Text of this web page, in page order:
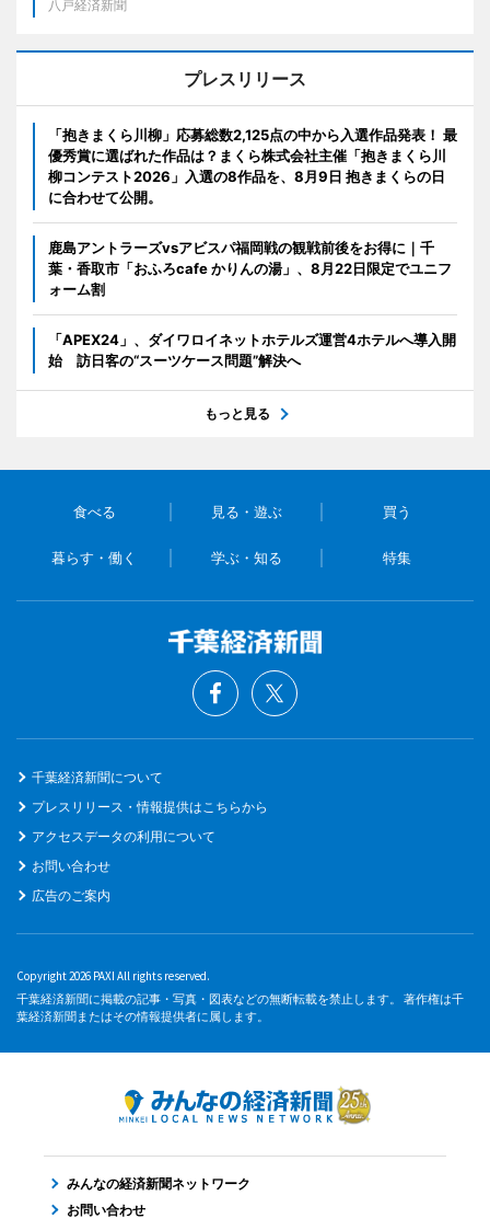
八戸経済新聞
プレスリリース
「抱きまくら川柳」応募総数2,125点の中から入選作品発表！ 最
優秀賞に選ばれた作品は？まくら株式会社主催「抱きまくら川
柳コンテスト2026」入選の8作品を、8月9日 抱きまくらの日
に合わせて公開。
鹿島アントラーズvsアビスパ福岡戦の観戦前後をお得に｜千
葉・香取市「おふろcafe かりんの湯」、8月22日限定でユニフ
ォーム割
「APEX24」、ダイワロイネットホテルズ運営4ホテルへ導入開
始 訪日客の“スーツケース問題”解決へ
もっと見る
食べる 見る・遊ぶ 買う
暮らす・働く 学ぶ・知る 特集
千葉経済新聞について
プレスリリース・情報提供はこちらから
アクセスデータの利用について
お問い合わせ
広告のご案内
Copyright 2026 PAXI All rights reserved.
千葉経済新聞に掲載の記事・写真・図表などの無断転載を禁止します。 著作権は千
葉経済新聞またはその情報提供者に属します。
みんなの経済新聞ネットワーク
お問い合わせ